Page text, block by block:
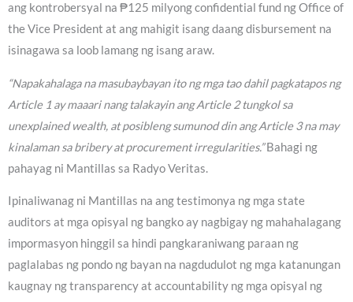
ang kontrobersyal na ₱125 milyong confidential fund ng Office of
the Vice President at ang mahigit isang daang disbursement na
isinagawa sa loob lamang ng isang araw.
“Napakahalaga na masubaybayan ito ng mga tao dahil pagkatapos ng
Article 1 ay maaari nang talakayin ang Article 2 tungkol sa
unexplained wealth, at posibleng sumunod din ang Article 3 na may
kinalaman sa bribery at procurement irregularities.”Bahagi ng
pahayag ni Mantillas sa Radyo Veritas.
Ipinaliwanag ni Mantillas na ang testimonya ng mga state
auditors at mga opisyal ng bangko ay nagbigay ng mahahalagang
impormasyon hinggil sa hindi pangkaraniwang paraan ng
paglalabas ng pondo ng bayan na nagdudulot ng mga katanungan
kaugnay ng transparency at accountability ng mga opisyal ng